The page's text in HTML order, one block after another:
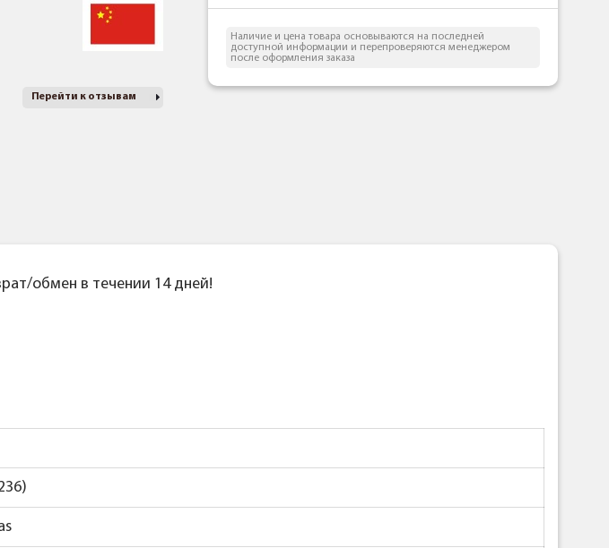
Перейти к отзывам
Наличие и цена товара основываются на последней
доступной информации и перепроверяются менеджером
после оформления заказа
обмен в течении 14 дней!